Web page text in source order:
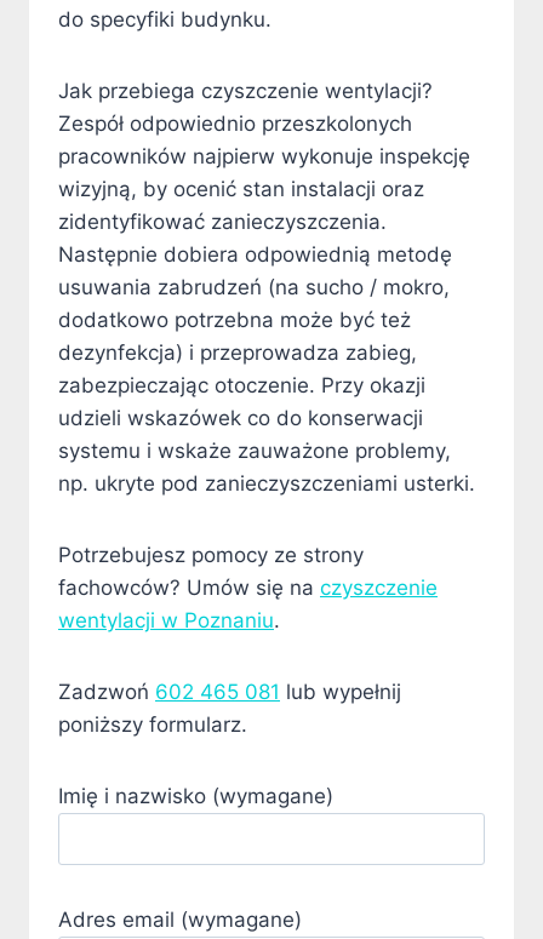
do specyfiki budynku.
Jak przebiega czyszczenie wentylacji?
Zespół odpowiednio przeszkolonych
pracowników najpierw wykonuje inspekcję
wizyjną, by ocenić stan instalacji oraz
zidentyfikować zanieczyszczenia.
Następnie dobiera odpowiednią metodę
usuwania zabrudzeń (na sucho / mokro,
dodatkowo potrzebna może być też
dezynfekcja) i przeprowadza zabieg,
zabezpieczając otoczenie. Przy okazji
udzieli wskazówek co do konserwacji
systemu i wskaże zauważone problemy,
np. ukryte pod zanieczyszczeniami usterki.
Potrzebujesz pomocy ze strony
fachowców? Umów się na czyszczenie
wentylacji w Poznaniu.
Zadzwoń 602 465 081 lub wypełnij
poniższy formularz.
Imię i nazwisko (wymagane)
Adres email (wymagane)